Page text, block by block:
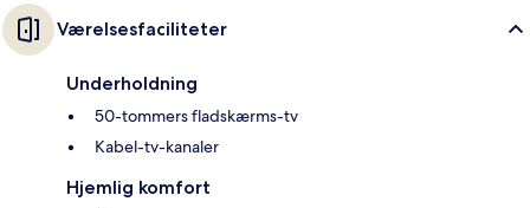
Værelsesfaciliteter
Underholdning
50-tommers fladskærms-tv
Kabel-tv-kanaler
Hjemlig komfort